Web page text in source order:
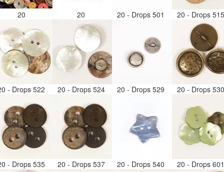
20 20 20 - Drops 501 20 - Drops
- Drops 522 20 - Drops 524 20 - Drops 529 20 - Drops
- Drops 535 20 - Drops 537 20 - Drops 540 20 - Drops